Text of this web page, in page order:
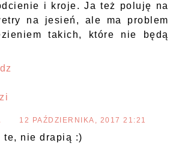
i kroje. Ja też poluję na
na jesień, ale ma problem
takich, które nie będą
12 PAŹDZIERNIKA, 2017 21:21
te, nie drapią :)